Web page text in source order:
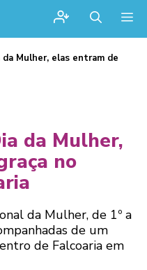
da Mulher, elas entram de
da Mulher,
no
da Mulher, de 1º a
de um
de Falcoaria em